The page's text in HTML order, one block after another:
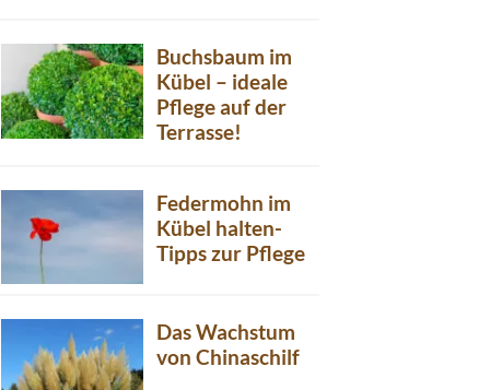
Buchsbaum im
Kübel – ideale
Pflege auf der
Terrasse!
Federmohn im
Kübel halten-
Tipps zur Pflege
Das Wachstum
von Chinaschilf